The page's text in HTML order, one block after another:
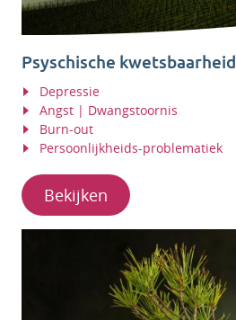
Psyschische kwetsbaarheid
Depressie
Angst | Dwangstoornis
Burn-out
Persoonlijkheids-problematiek
Bekijken